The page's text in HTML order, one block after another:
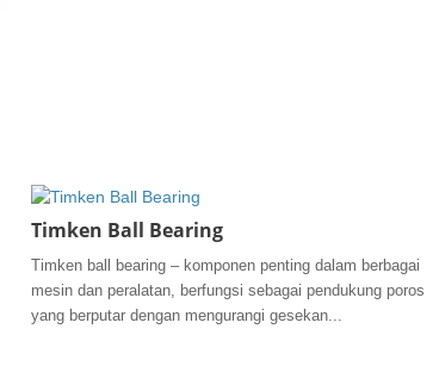
Timken Ball Bearing
Timken ball bearing – komponen penting dalam berbagai
mesin dan peralatan, berfungsi sebagai pendukung poros
yang berputar dengan mengurangi gesekan...